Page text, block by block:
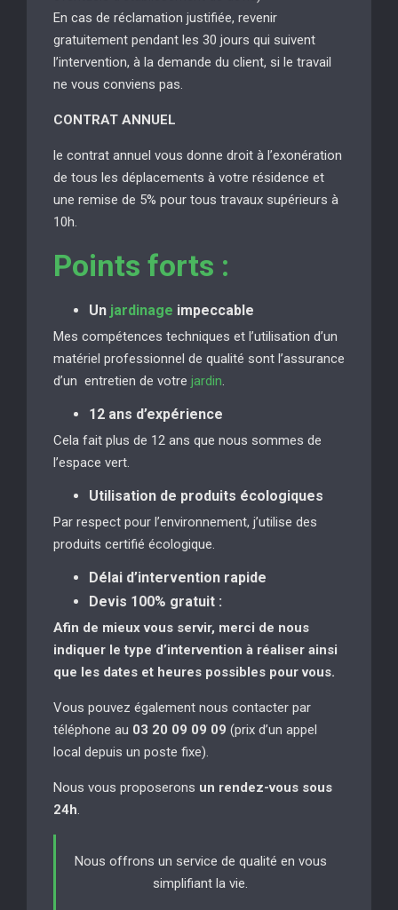
En cas de réclamation justifiée, revenir
gratuitement pendant les 30 jours qui suivent
l’intervention, à la demande du client, si le travail
ne vous conviens pas.
CONTRAT ANNUEL
le contrat annuel vous donne droit à l’exonération
de tous les déplacements à votre résidence et
une remise de 5% pour tous travaux supérieurs à
10h.
Points forts :
Un jardinage impeccable
Mes compétences techniques et l’utilisation d’un
matériel professionnel de qualité sont l’assurance
d’un entretien de votre jardin
12 ans d’expérience
Cela fait plus de 12 ans que nous sommes de
l’espace vert.
Utilisation de produits écologiques
Par respect pour l’environnement, j’utilise des
produits certifié écologique.
Délai d’intervention rapide
Devis 100% gratuit :
Afin de mieux vous servir, merci de nous
indiquer le type d’intervention à réaliser ainsi
que les dates et heures possibles pour vous.
Vous pouvez également nous contacter par
téléphone au 03 20 09 09 09 (prix d’un appel
local depuis un poste fixe).
Nous vous proposerons un rendez-vous sous
24h
Nous offrons un service de qualité en vous
simplifiant la vie.